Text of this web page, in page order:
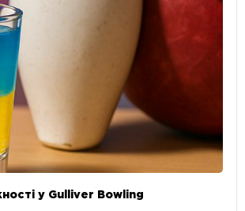
у Gulliver Bowling